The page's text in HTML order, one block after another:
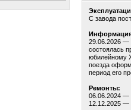
С завода
29.06.2026 —
состоялась
юбилейному
поезда
период его
Ремонты:
06.06.2024
12.12.2025